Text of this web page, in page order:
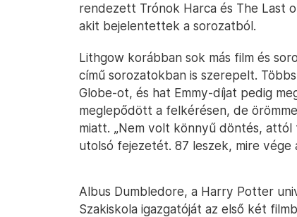
rendezett Trónok Harca és The Last
akit bejelentettek a sorozatból.
Lithgow korábban sok más film és
című sorozatokban is szerepelt.
Globe-ot, és hat Emmy-díjat pedig
meglepődött a felkérésen, de
miatt. „Nem volt könnyű döntés,
utolsó fejezetét. 87 leszek, mire vége
Albus Dumbledore, a Harry Potter
Szakiskola igazgatóját az első két